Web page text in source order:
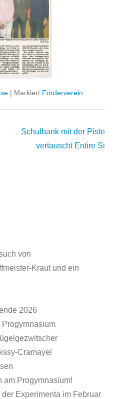
| Markiert Förderverein
Schulbank mit der Piste
vertauscht Entire Si
von
Kraut und ein
2026
Cramayel
am Progymnasium!
Experimenta im Februar